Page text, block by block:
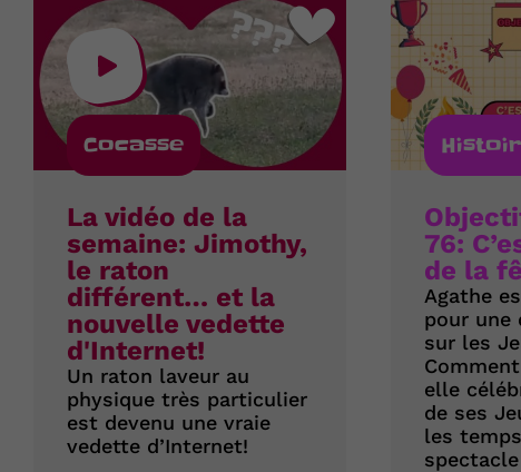
Cocasse
La vidéo de la
semaine: Jimothy,
le raton
différent… et la
nouvelle vedette
d'Internet!
Un raton laveur au
physique très particulier
est devenu une vraie
vedette d’Internet!
76:
de la
Agathe
pour une
sur les
elle
de ses
les
spectacle